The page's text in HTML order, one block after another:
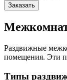
Заказать
Раздвижные
помещения. Эти
Типы